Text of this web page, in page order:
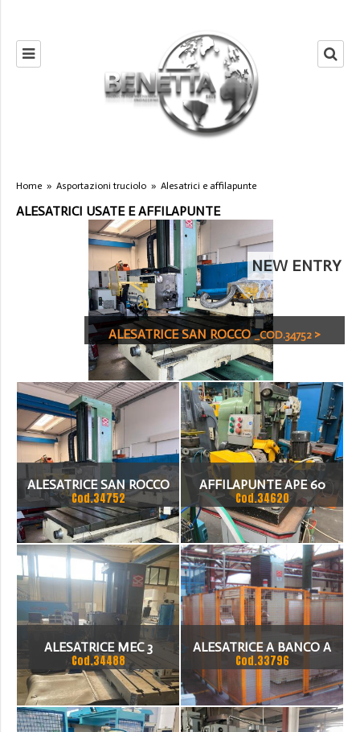
Home » Asportazioni truciolo » Alesatrici e affilapunte
ALESATRICI USATE E AFFILAPUNTE
NEW ENTRY
ALESATRICE SAN ROCCO_COD.34752 >
ALESATRICE SAN ROCCO
Cod.34752
AFFILAPUNTE APE 60
Cod.34620
ALESATRICE MEC 3
Cod.34488
ALESATRICE A BANCO A
FISSO A CNC ECS 2401
Cod.33796